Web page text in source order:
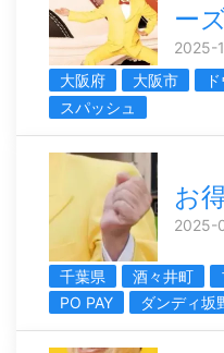
ー
2025-
大阪府
大阪市
スパッシュ
お
2025-
千葉県 酒々井町
PO PAY
ダンディ坂